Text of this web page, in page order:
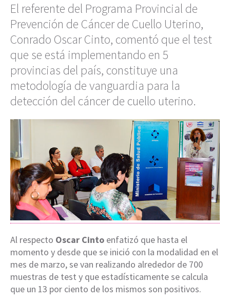
El referente del Programa Provincial de
Prevención de Cáncer de Cuello Uterino,
Conrado Oscar Cinto, comentó que el test
que se está implementando en 5
provincias del país, constituye una
metodología de vanguardia para la
detección del cáncer de cuello uterino.
Al respecto Oscar Cinto enfatizó que hasta el
momento y desde que se inició con la modalidad en el
mes de marzo, se van realizando alrededor de 700
muestras de test y que estadísticamente se calcula
que un 13 por ciento de los mismos son positivos.